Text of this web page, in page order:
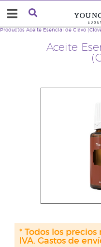
Aceite
Productos Aceite Esencial de Clavo
* Todos los
IVA. Gastos de